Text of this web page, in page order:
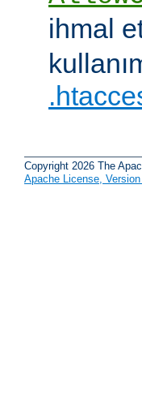
ihmal
Copyright 2026 The
Apache License,